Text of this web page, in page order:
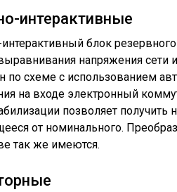
интерактивные
блок
напряжения сети
по схеме с использованием
на входе электронный
позволяет
от номинального.
так же имеются.